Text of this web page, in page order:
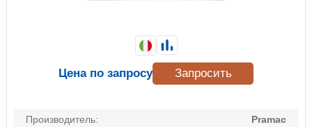
Производитель:
Pramac
Цена по запросу Запросить